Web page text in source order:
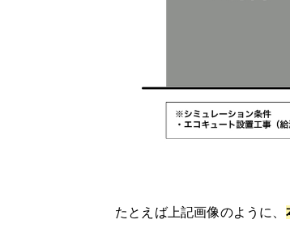
きゅっとの口コミ
たとえば上記画像のように、